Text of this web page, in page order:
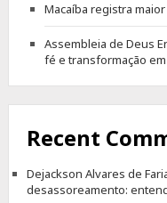
Macaíba registra
Assembleia de Deus
fé e transformação em
Recent
Dejackson Alvares de
desassoreamento: